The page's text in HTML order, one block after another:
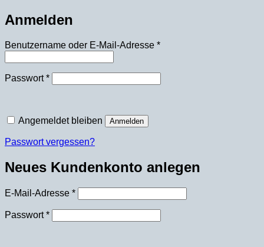
Anmelden
Benutzername oder E-Mail-Adresse *Erforderlich
Passwort*Erforderlich
Angemeldet bleiben Anmelden
Passwort vergessen?
Neues Kundenkonto anlegen
E-Mail-Adresse *Erforderlich
Passwort*Erforderlich